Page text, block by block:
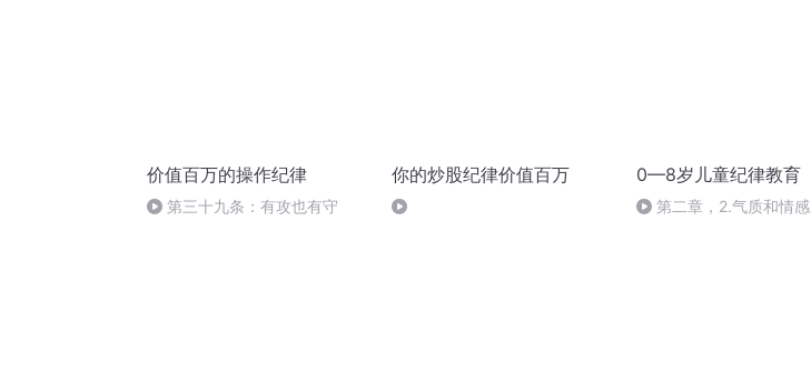
价值百万的操作纪律
第三十九条：有攻也有守
你的炒股纪律价值百万 0—8岁儿童纪律教育
第二章，2.气质和情感